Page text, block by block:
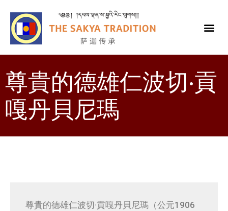
尊貴的德雄仁波切·貢
嘎丹貝尼瑪
尊貴的德雄仁波切·貢嘎丹貝尼瑪（公元1906